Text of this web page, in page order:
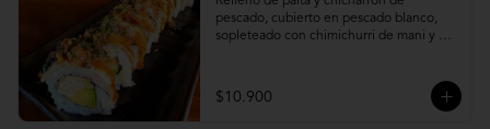
pescado, cubierto en pescado blanco,
sopleteado con chimichurri de mani y
$10.900